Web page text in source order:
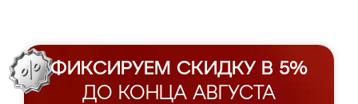
ФИКСИРУЕМ СКИДКУ В 5%
ДО КОНЦА АВГУСТА